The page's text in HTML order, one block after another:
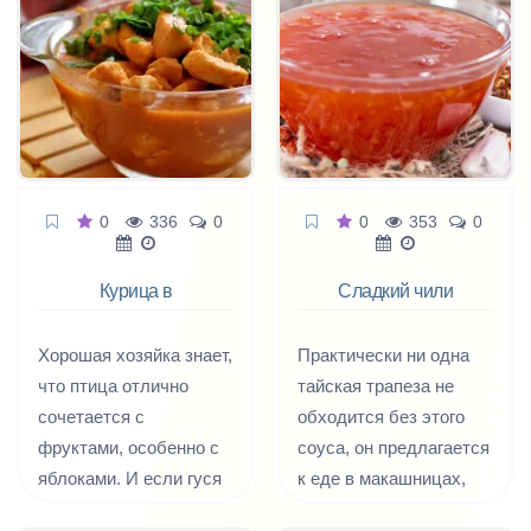
обрамляет любую
начинку от мяса и
рыбы до овощей и
фруктов, но при этом
так узнаваемо, что
придает пирогам
обаяние. Сочная
великолепно
всевозможными
ингредиентами и
заставляет каждый
кусочек рассыпаться
на вилке и таять во рту.
блюдом. Все дело в
соусе, а точнее – в
грибах, которые
придают соусу
пикантный вкус.
0 336 0
Курица в
Хорошая хозяйка знает,
что птица отлично
сочетается с
фруктами, особенно с
яблоками. И если гуся
0 353 0
Сладкий чили
Практически ни одна
тайская трапеза не
обходится без этого
соуса, он предлагается
к еде в макашницах,